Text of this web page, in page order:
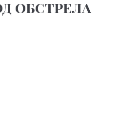
обстрела